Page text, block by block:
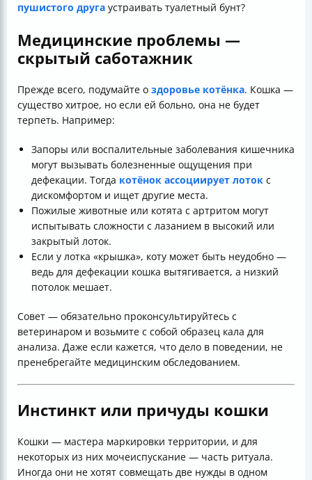
пушистого друга устраивать туалетный бунт?
Медицинские проблемы —
скрытый саботажник
Прежде всего, подумайте о здоровье котёнка. Кошка —
существо хитрое, но если ей больно, она не будет
терпеть. Например:
Запоры или воспалительные заболевания кишечника
могут вызывать болезненные ощущения при
дефекации. Тогда котёнок ассоциирует лоток с
дискомфортом и ищет другие места.
Пожилые животные или котята с артритом могут
испытывать сложности с лазанием в высокий или
закрытый лоток.
Если у лотка «крышка», коту может быть неудобно —
ведь для дефекации кошка вытягивается, а низкий
потолок мешает.
Совет — обязательно проконсультируйтесь с
ветеринаром и возьмите с собой образец кала для
анализа. Даже если кажется, что дело в поведении, не
пренебрегайте медицинским обследованием.
Инстинкт или причуды кошки
Кошки — мастера маркировки территории, и для
некоторых из них мочеиспускание — часть ритуала.
Иногда они не хотят совмещать две нужды в одном